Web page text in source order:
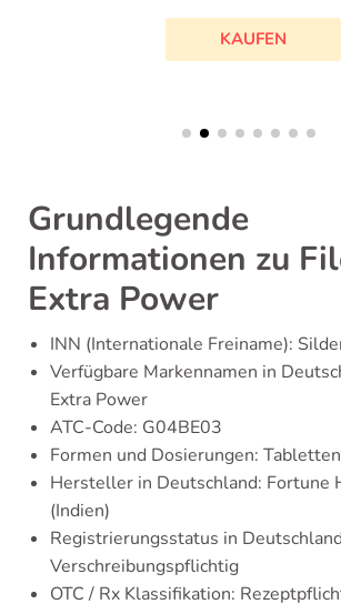
KAUFEN
Grundlegende
Informationen zu
Extra Power
INN (Internationale Freiname):
Verfügbare Markennamen in
Extra Power
ATC-Code: G04BE03
Formen und Dosierungen:
Hersteller in Deutschland: Fortune
(Indien)
Registrierungsstatus in
Verschreibungspflichtig
OTC / Rx Klassifikation: